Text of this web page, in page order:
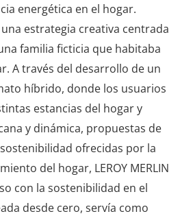
energética en el hogar.
una estrategia creativa centrada
familia ficticia que habitaba
A través del desarrollo de un
híbrido, donde los usuarios
estancias del hogar y
y dinámica, propuestas de
ofrecidas por la
del hogar, LEROY MERLIN
con la sostenibilidad en el
desde cero, servía como